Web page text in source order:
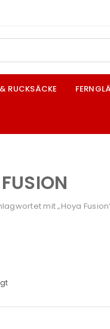
RUCKSÄCKE
mit „Hoya